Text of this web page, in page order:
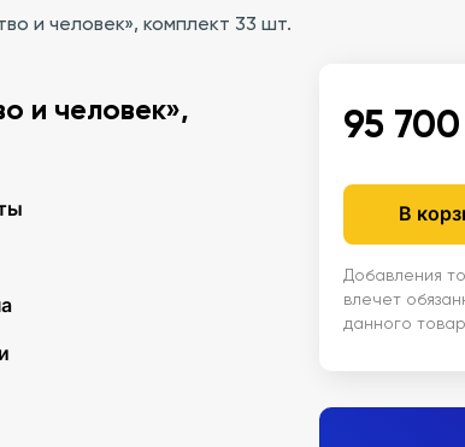
и человек», комплект 33 шт.
и человек»,
95
В
Добавления
влечет
данного